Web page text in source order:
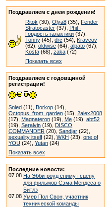
Поздравляем с днем рождения!
Ritok (30), Olya8 (35), Fender
Stratocaster (37), Phil -
Гордость галактики (37),
Tonny (45), drc (54), Kravcov
(62), oldwise (64), alpato (67),
Kosta (68), zaka (72)
Показать всех
Поздравляем с годовщиной
регистрации!
Snied (11), Borkop (14),
Octopus_from_garden (15), 2alex2008
(17), Magnateron (19), Me (19), abt52
(19), Seralvin (19), DISCO
COMMANDER (20), Sandjar (22),
sexuality itself (22), WKH (23), one of
YOU (24), Yutan (24)
Показать всех
Последние новости:
07.08 На Эбби-роуд снимут сцену
для фильмов Сэма Мендеса о
Битлз
07.08 Умер Пол Свон, участник
технической команды